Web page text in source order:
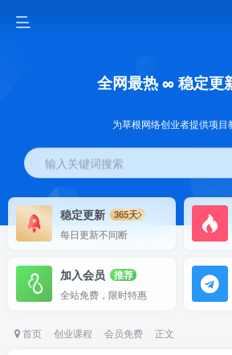
全网最热 ∞ 稳定更
为草根网络创业者提供项目
输入关键词搜索
稳定更新
365天
每日更新不间断
加入会员
推荐
全站免费，限时特惠
首页 创业课程 会员免费 正文